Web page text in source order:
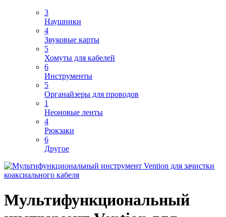
3
Наушники
4
Звуковые карты
5
Хомуты для кабелей
6
Инструменты
5
Органайзеры для проводов
1
Неоновые ленты
4
Рюкзаки
6
Другое
Мультифункциональный